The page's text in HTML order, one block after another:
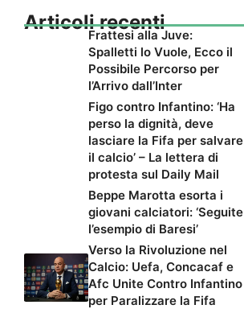
Articoli recenti
Frattesi alla Juve:
Spalletti lo Vuole, Ecco il
Possibile Percorso per
l’Arrivo dall’Inter
Figo contro Infantino: ‘Ha
perso la dignità, deve
lasciare la Fifa per salvare
il calcio’ – La lettera di
protesta sul Daily Mail
Beppe Marotta esorta i
giovani calciatori: ‘Seguite
l’esempio di Baresi’
Verso la Rivoluzione nel
Calcio: Uefa, Concacaf e
Afc Unite Contro Infantino
per Paralizzare la Fifa